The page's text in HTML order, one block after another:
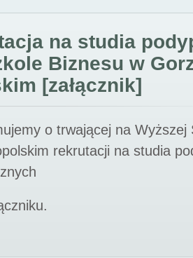
na studia
Biznesu w
[załącznik]
o trwającej na Wyższej
rekrutacji na studia